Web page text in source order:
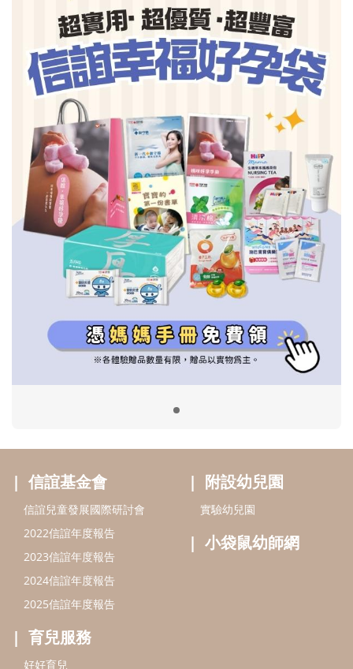
信誼基金會
2022信誼年度報告
2023信誼年度報告
2024信誼年度報告
好孕袋
分齡育兒電子報
線上教養諮詢
附設幼兒園
小袋鼠幼師網
出版服務
信誼基金出版社
閱讀推廣
Bookstart閱讀起步走